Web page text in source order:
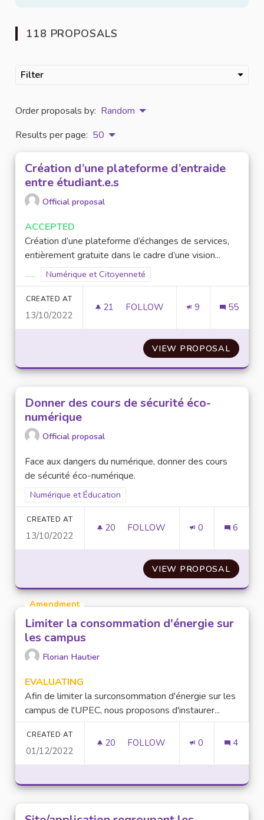
118 PROPOSALS
Filter
Order proposals by: Random
Results per page: 50
Création d’une plateforme d’entraide
entre étudiant.e.s
Official proposal
ACCEPTED
Création d’une plateforme d’échanges de services,
entièrement gratuite dans le cadre d’une vision...
Filter results for category:
Filter results for scope: Numérique et Citoyenneté
Numérique et Citoyenneté
CREATED AT
13/10/2022
21 21 FOLLOWERS
FOLLOW 9 55
VIEW PROPOSAL
Donner des cours de sécurité éco-
numérique
Official proposal
Face aux dangers du numérique, donner des cours
de sécurité éco-numérique.
Filter results for scope: Numérique et Éducation
Numérique et Éducation
CREATED AT
13/10/2022
20 20 FOLLOWERS
FOLLOW 0 6
VIEW PROPOSAL
Amendment
Limiter la consommation d'énergie sur
les campus
Florian Hautier
EVALUATING
Afin de limiter la surconsommation d'énergie sur les
campus de l'UPEC, nous proposons d'instaurer...
CREATED AT
01/12/2022
20 20 FOLLOWERS
FOLLOW 0 4